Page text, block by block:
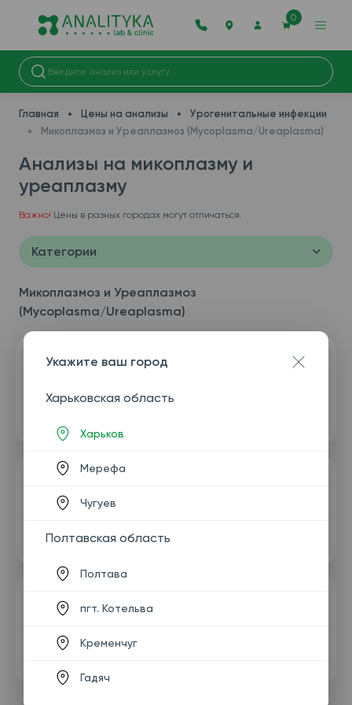
0
Главная Цены на анализы
Урогенитальные инфекции
Микоплазмоз и Уреаплазмоз (Mycoplasma/Ureaplasma)
Анализы на микоплазму и
уреаплазму
Важно! Цены в разных городах могут отличаться.
Категории
Микоплазмоз и Уреаплазмоз
(Mycoplasma/Ureaplasma)
Укажите ваш город
Харьковская область
Харьков
Мерефа
Чугуев
Полтавская область
Полтава
пгт. Котельва
Кременчуг
Гадяч